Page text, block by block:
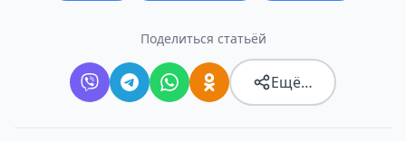
Поделиться статьёй
Ещё…